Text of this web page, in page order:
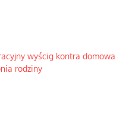
wyścig kontra domowa
rodziny